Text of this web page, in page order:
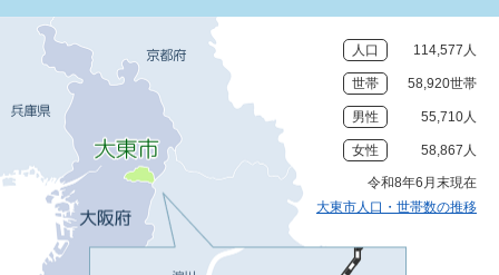
人口 114,577人
世帯 58,920世帯
男性 55,710人
女性 58,867人
令和8年6月末現在
大東市人口・世帯数の推移